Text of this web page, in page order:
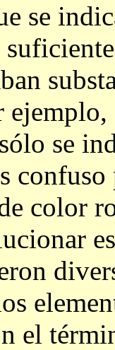
se
se
color
el